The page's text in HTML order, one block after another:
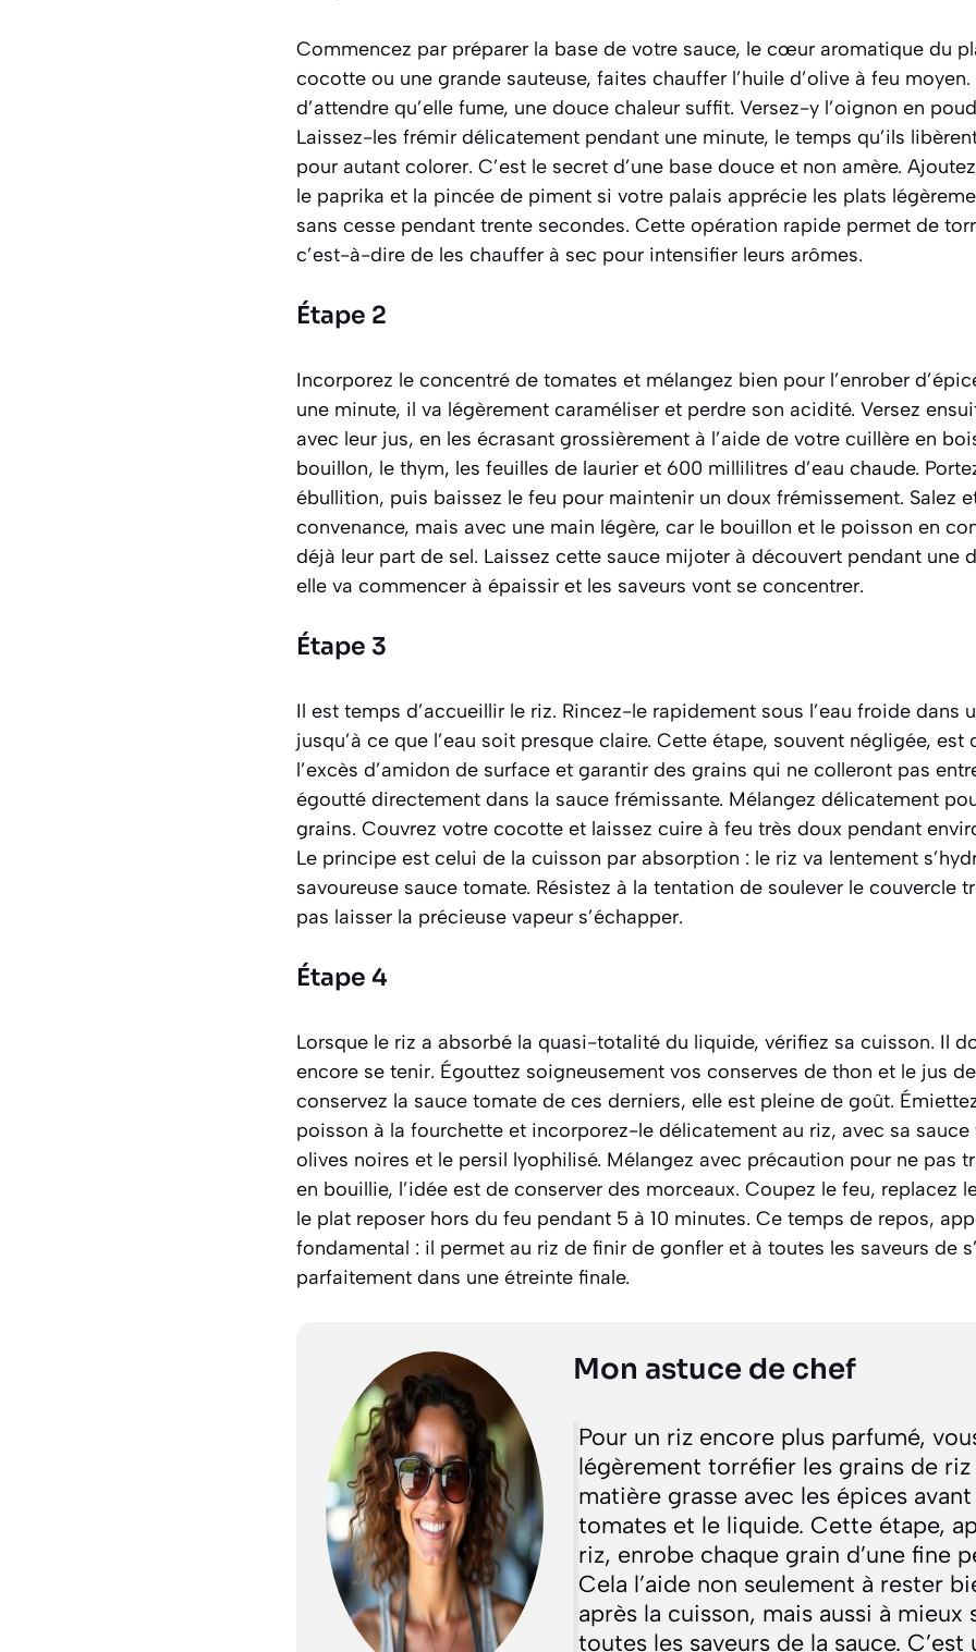
Commencez par préparer la base de votre sauce, le cœur aromatique du
cocotte ou une grande sauteuse, faites chauffer l’huile d’olive à feu
d’attendre qu’elle fume, une douce chaleur suffit. Versez-y l’oignon en
Laissez-les frémir délicatement pendant une minute, le temps qu’ils
pour autant colorer. C’est le secret d’une base douce et non amère.
le paprika et la pincée de piment si votre palais apprécie les plats
sans cesse pendant trente secondes. Cette opération rapide permet de
c’est-à-dire de les chauffer à sec pour intensifier leurs arômes.
Étape 2
Incorporez le concentré de tomates et mélangez bien pour l’enrober
une minute, il va légèrement caraméliser et perdre son acidité. Versez
avec leur jus, en les écrasant grossièrement à l’aide de votre cuillère en
bouillon, le thym, les feuilles de laurier et 600 millilitres d’eau chaude.
ébullition, puis baissez le feu pour maintenir un doux frémissement. Salez
convenance, mais avec une main légère, car le bouillon et le poisson en
déjà leur part de sel. Laissez cette sauce mijoter à découvert pendant une
elle va commencer à épaissir et les saveurs vont se concentrer.
Étape 3
Il est temps d’accueillir le riz. Rincez-le rapidement sous l’eau froide dans
jusqu’à ce que l’eau soit presque claire. Cette étape, souvent négligée,
l’excès d’amidon de surface et garantir des grains qui ne colleront pas
égoutté directement dans la sauce frémissante. Mélangez délicatement
grains. Couvrez votre cocotte et laissez cuire à feu très doux pendant
Le principe est celui de la cuisson par absorption : le riz va lentement
savoureuse sauce tomate. Résistez à la tentation de soulever le couvercle
pas laisser la précieuse vapeur s’échapper.
Étape 4
Lorsque le riz a absorbé la quasi-totalité du liquide, vérifiez sa cuisson. Il
encore se tenir. Égouttez soigneusement vos conserves de thon et le jus
conservez la sauce tomate de ces derniers, elle est pleine de goût.
poisson à la fourchette et incorporez-le délicatement au riz, avec sa
olives noires et le persil lyophilisé. Mélangez avec précaution pour ne pas
en bouillie, l’idée est de conserver des morceaux. Coupez le feu, replacez
le plat reposer hors du feu pendant 5 à 10 minutes. Ce temps de repos,
fondamental : il permet au riz de finir de gonfler et à toutes les saveurs de
parfaitement dans une étreinte finale.
Mon astuce de chef
Pour un riz encore plus parfumé,
légèrement torréfier les grains de riz
matière grasse avec les épices avant
tomates et le liquide. Cette étape,
riz, enrobe chaque grain d’une fine
Cela l’aide non seulement à rester
après la cuisson, mais aussi à mieux
toutes les saveurs de la sauce.